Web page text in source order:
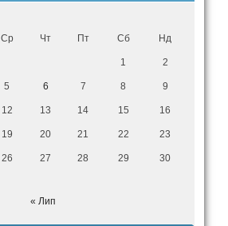
Ср Чт Пт Сб Нд
1 2
5 6 7 8 9
12 13 14 15 16
19 20 21 22 23
26 27 28 29 30
« Лип